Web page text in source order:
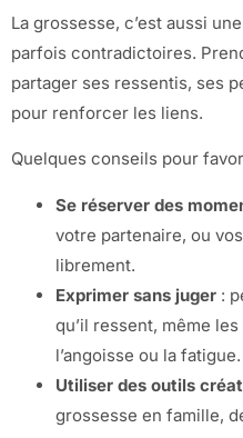
La grossesse, c’est aussi
parfois contradictoires.
partager ses ressentis, ses
pour renforcer les liens.
Quelques conseils pour
Se réserver des
votre partenaire, ou
librement.
Exprimer sans juger :
qu’il ressent, même
l’angoisse ou la fatigue.
Utiliser des outils
grossesse en famille,